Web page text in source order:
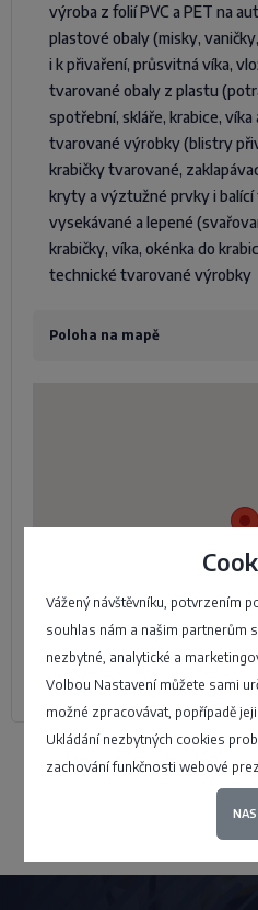
Vážený návštěvníku, potvrzením
souhlas nám a našim partnerům
nezbytné, analytické a
Volbou Nastavení můžete sami
možné zpracovávat, popřípadě
Ukládání nezbytných cookies
zachování funkčnosti webové
výroba z folií PVC a PET na
plastové obaly (misky,
i k přivaření, průsvitná víka,
tvarované obaly z plastu
spotřební, skláře, krabice, víka
tvarované výrobky (blistry
krabičky tvarované,
kryty a výztužné prvky i
vysekávané a lepené
krabičky, víka, okénka do
technické tvarované výrobky
Poloha na mapě